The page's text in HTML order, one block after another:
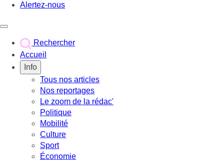
Alertez-nous
Rechercher
Accueil
Info
Tous nos articles
Nos reportages
Le zoom de la rédac'
Politique
Mobilité
Culture
Sport
Économie